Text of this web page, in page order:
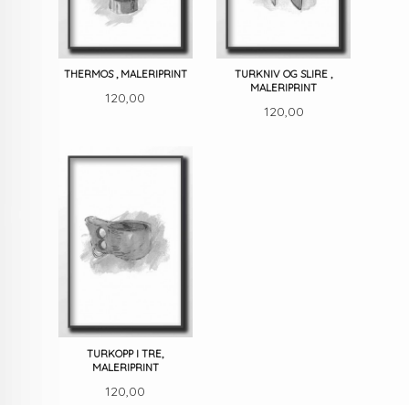
THERMOS , MALERIPRINT
Pris
120,00
TURKNIV OG SLIRE ,
MALERIPRINT
Pris
120,00
TURKOPP I TRE,
MALERIPRINT
Pris
120,00